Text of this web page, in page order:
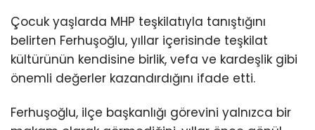
Çocuk yaşlarda MHP teşkilatıyla tanıştığını
belirten Ferhuşoğlu, yıllar içerisinde teşkilat
kültürünün kendisine birlik, vefa ve kardeşlik gibi
önemli değerler kazandırdığını ifade etti.
Ferhuşoğlu, ilçe başkanlığı görevini yalnızca bir